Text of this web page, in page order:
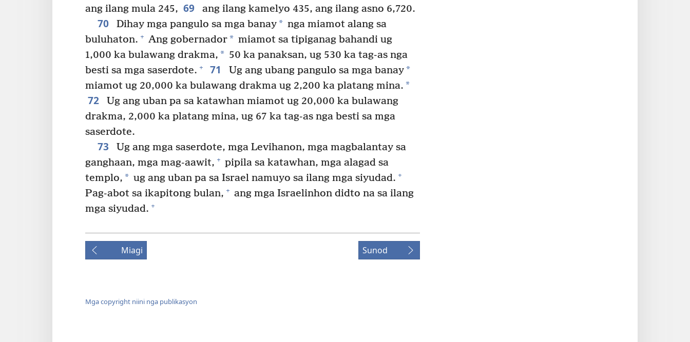
ang ilang mula 245, 69 ang ilang kamelyo 435, ang ilang asno 6,720.
70 Dihay mga pangulo sa mga banay* nga miamot alang sa
buluhaton. + Ang gobernador* miamot sa tipiganag bahandi ug
1,000 ka bulawang drakma, * 50 ka panaksan, ug 530 ka tag-as nga
besti sa mga saserdote. + 71 Ug ang ubang pangulo sa mga banay*
miamot ug 20,000 ka bulawang drakma ug 2,200 ka platang mina. *
72
Ug ang uban pa sa katawhan miamot ug 20,000 ka bulawang
drakma, 2,000 ka platang mina, ug 67 ka tag-as nga besti sa mga
saserdote.
73
Ug ang mga saserdote, mga Levihanon, mga magbalantay sa
ganghaan, mga mag-aawit, + pipila sa katawhan, mga alagad sa
templo, * ug ang uban pa sa Israel namuyo sa ilang mga siyudad. +
Pag-abot sa ikapitong bulan, + ang mga Israelinhon didto na sa ilang
mga siyudad. +
Miagi Sunod
Mga copyright niini nga publikasyon